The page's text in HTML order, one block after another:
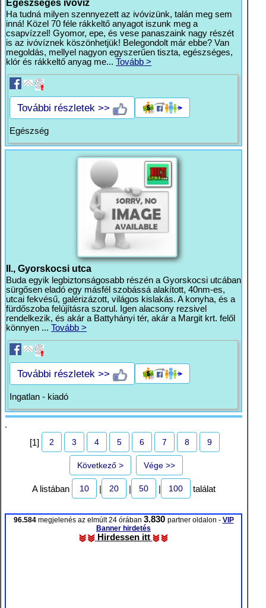
Egészséges ivóvíz
Ha tudná milyen szennyezett az ivóvizünk, talán meg sem
inná! Közel 70 féle rákkeltő anyagot iszunk meg a
csapvízzel! Gyomor, epe, és vese panaszaink nagy részét
is az ivóvíznek köszönhetjük! Belegondolt már ebbe? Van
megoldás, mellyel nagyon egyszerűen tiszta, egészséges,
klór és rákkeltő anyag me... Tovább >
További részletek >>
Egészség
II., Gyorskocsi utca
Buda egyik legbiztonságosabb részén a Gyorskocsi utcában
sürgősen eladó egy másfél szobássá alakított, 40nm-es,
utcai fekvésű, galérizázott, világos kislakás. A konyha, és a
fürdőszoba felújításra szorul. Igen alacsony rezsivel
rendelkezik, és akár a Battyhányi tér, akár a Margit krt. felől
könnyen ... Tovább >
További részletek >>
Ingatlan - kiadó
.
[1]
2 3 4 5 6 7 8 9
Következő > Vége >>
A listában 10 20 50 100 találat
96.584megjelenés az elmúlt 24 órában 3.830 partner oldalon - VIP
Banner hirdetés
Hirdessen itt